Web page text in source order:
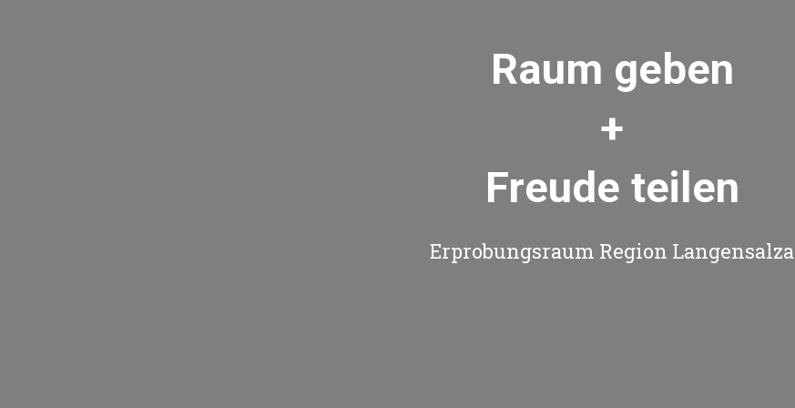
Raum geben
+
Freude teilen
Erprobungsraum Region Langensalza